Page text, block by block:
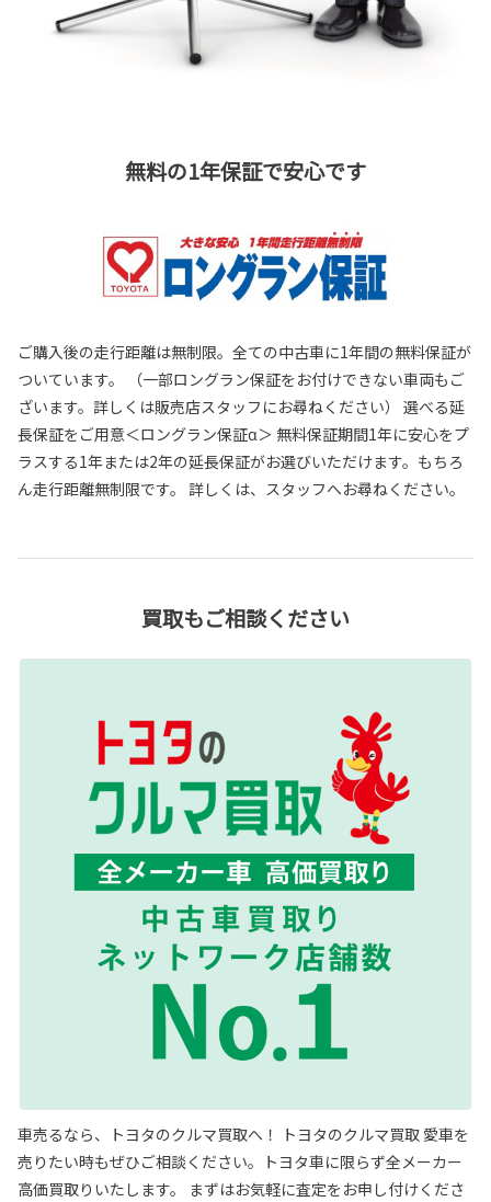
無料の1年保証で安心です
ご購入後の走行距離は無制限。全ての中古車に1年間の無料保証が
ついています。 （一部ロングラン保証をお付けできない車両もご
ざいます。詳しくは販売店スタッフにお尋ねください） 選べる延
長保証をご用意＜ロングラン保証α＞ 無料保証期間1年に安心をプ
ラスする1年または2年の延長保証がお選びいただけます。もちろ
ん走行距離無制限です。 詳しくは、スタッフへお尋ねください。
買取もご相談ください
車売るなら、トヨタのクルマ買取へ！ トヨタのクルマ買取 愛車を
売りたい時もぜひご相談ください。トヨタ車に限らず全メーカー
高価買取りいたします。 まずはお気軽に査定をお申し付けくださ